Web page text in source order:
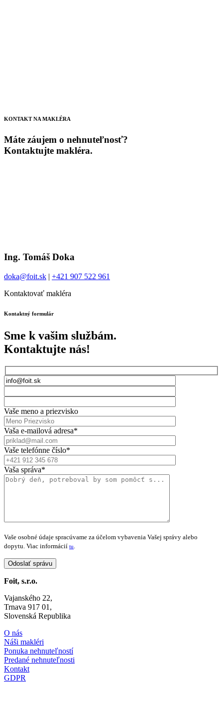
KONTAKT NA MAKLÉRA
Máte záujem o nehnuteľnosť?
Kontaktujte makléra.
Ing. Tomáš Doka
doka@foit.sk | +421 907 522 961
Kontaktovať makléra
Kontaktný formulár
Sme k vašim službám.
Kontaktujte nás!
Vaše meno a priezvisko
Vaša e-mailová adresa*
Vaše telefónne číslo*
Vaša správa*
Vaše osobné údaje spracúvame za účelom vybavenia Vašej správy alebo
dopytu. Viac informácií tu.
Foit, s.r.o.
Vajanského 22,
Trnava 917 01,
Slovenská Republika
O nás
Náši makléri
Ponuka nehnuteľností
Predané nehnuteľnosti
Kontakt
GDPR